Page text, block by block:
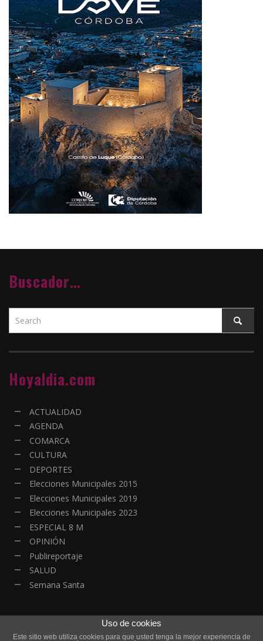
Buscador…
Hoyaldia.com
ACTUALIDAD
AGENDA
COMARCA
CULTURA
DEPORTES
Elecciones Municipales 2015
Elecciones Municipales 2019
Elecciones Municipales 2023
ESPECIAL 8 M
OPINIÓN
Publireportaje
SALUD
Semana Santa
© Copyright - Todos los derechos reservados | HOYALDIA - Actualidad
Uso de cookies
Este sitio web utiliza cookies para que usted tenga la mejor experiencia de